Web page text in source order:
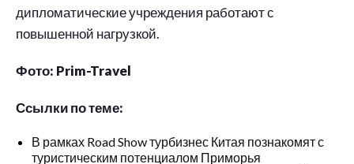
дипломатические учреждения работают с
повышенной нагрузкой.
Фото: Prim-Travel
Ссылки по теме:
В рамках Road Show турбизнес Китая познакомят с
туристическим потенциалом Приморья